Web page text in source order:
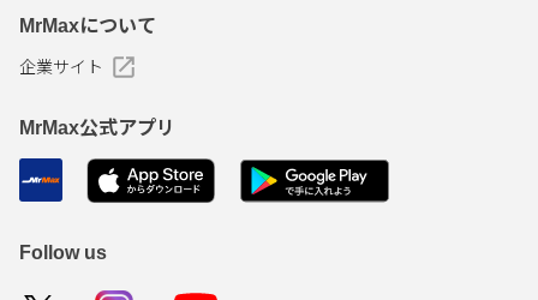
MrMaxについて
企業サイト
MrMax公式アプリ
Follow us